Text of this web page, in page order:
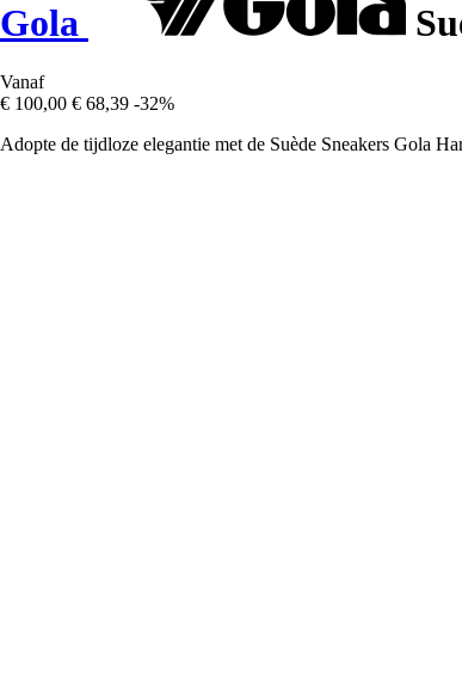
Gola
Vanaf
€ 100,00 € 68,39 -32%
Adopte de tijdloze elegantie met de Suède Sneakers Gola